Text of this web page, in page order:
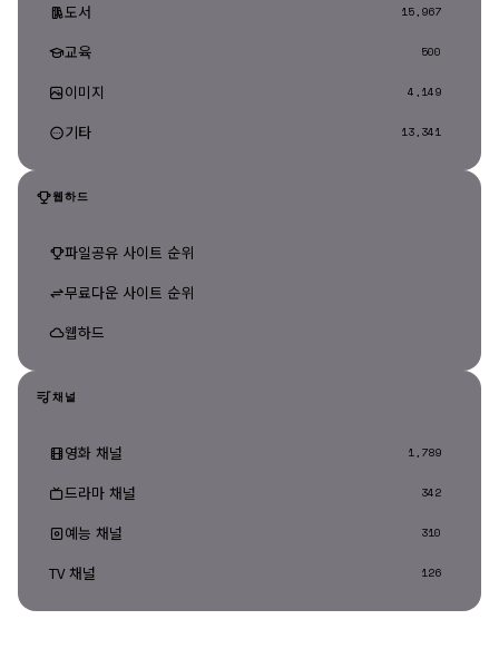
도서 15,967
교육 500
이미지 4,149
기타 13,341
웹하드
파일공유 사이트 순위
무료다운 사이트 순위
웹하드
채널
영화 채널 1,789
드라마 채널 342
예능 채널 310
TV 채널 126